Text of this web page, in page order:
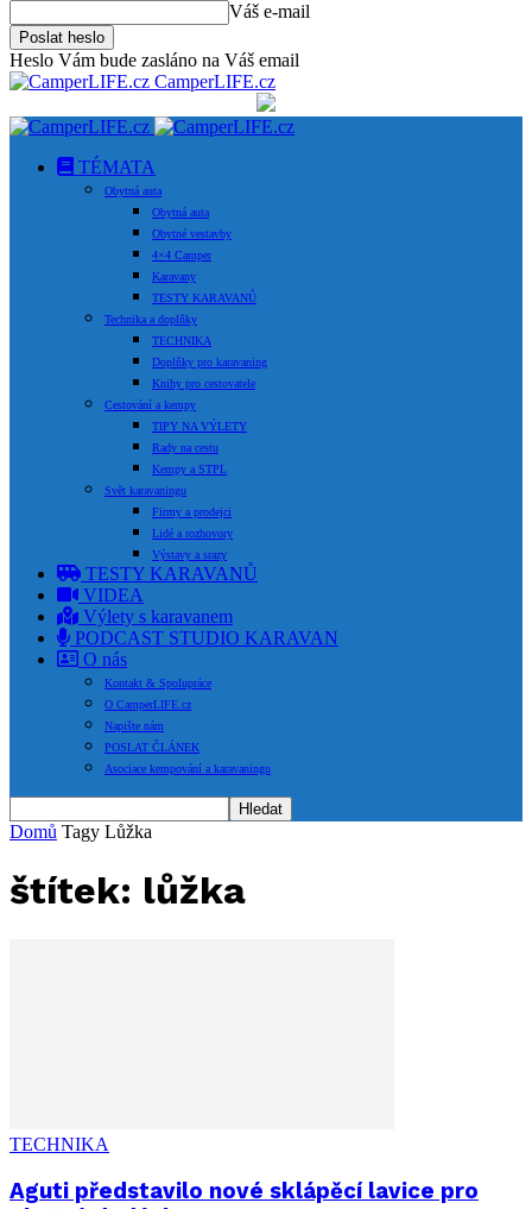
Váš e-mail
Heslo Vám bude zasláno na Váš email
CamperLIFE.cz
TÉMATA
Obytná auta
Obytná auta
Obytné vestavby
4×4 Camper
Karavany
TESTY KARAVANŮ
Technika a doplňky
TECHNIKA
Doplňky pro karavaning
Knihy pro cestovatele
Cestování a kempy
TIPY NA VÝLETY
Rady na cestu
Kempy a STPL
Svět karavaningu
Firmy a prodejci
Lidé a rozhovory
Výstavy a srazy
TESTY KARAVANŮ
VIDEA
Výlety s karavanem
PODCAST STUDIO KARAVAN
O nás
Kontakt & Spolupráce
O CamperLIFE.cz
Napište nám
POSLAT ČLÁNEK
Asociace kempování a karavaningu
Domů Tagy Lůžka
štítek: lůžka
TECHNIKA
Aguti představilo nové sklápěcí lavice pro